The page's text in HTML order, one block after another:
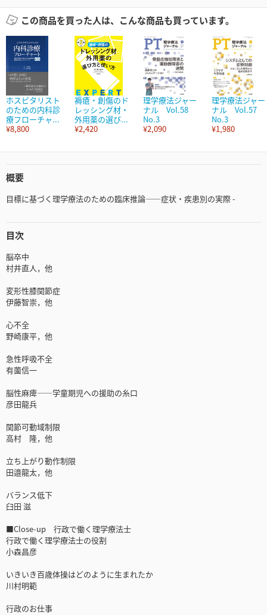
この商品を買った人は、こんな商品も買っています。
ホスピタリスト
のための内科診
療フローチャ...
¥8,800
褥瘡・創傷のド
レッシング材・
外用薬の選び...
¥2,420
理学療法ジャー
ナル Vol.58
No.3
¥2,090
理学療法ジャー
ナル Vol.57
No.3
¥1,980
概要
目標に基づく理学療法のための臨床推論——症状・疾患別の実際 -
目次
脳卒中
村井直人，他
変形性膝関節症
伊藤智崇，他
心不全
野崎康平，他
急性呼吸不全
有薗信一
脳性麻痺――学童期児への援助の糸口
彦田龍兵
関節可動域制限
高村 隆，他
立ち上がり動作制限
田邉龍太，他
バランス低下
臼田 滋
■Close-up 行政で働く理学療法士
行政で働く理学療法士の役割
小森昌彦
いきいき百歳体操はどのように生まれたか
川村明範
行政のお仕事